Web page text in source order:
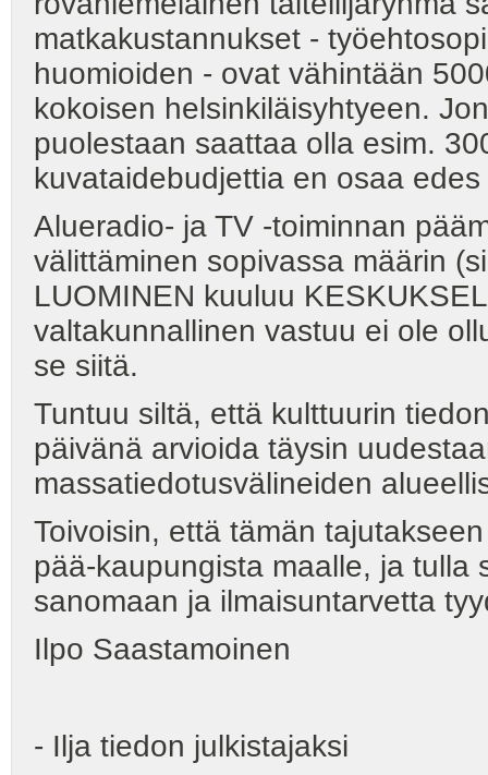
matkakustannukset -
huomioiden - ovat vähintään
kokoisen helsinkiläisyhtyeen.
puolestaan saattaa olla esim.
kuvataidebudjettia en osaa
Alueradio- ja TV -toiminnan
välittäminen sopivassa määrin
LUOMINEN kuuluu
valtakunnallinen vastuu ei ole
se siitä.
Tuntuu siltä, että kulttuurin
päivänä arvioida täysin
massatiedotusvälineiden
Toivoisin, että tämän
pää-kaupungista maalle, ja tulla
sanomaan ja ilmaisuntarvetta
Ilpo Saastamoinen
- Ilja tiedon julkistajaksi